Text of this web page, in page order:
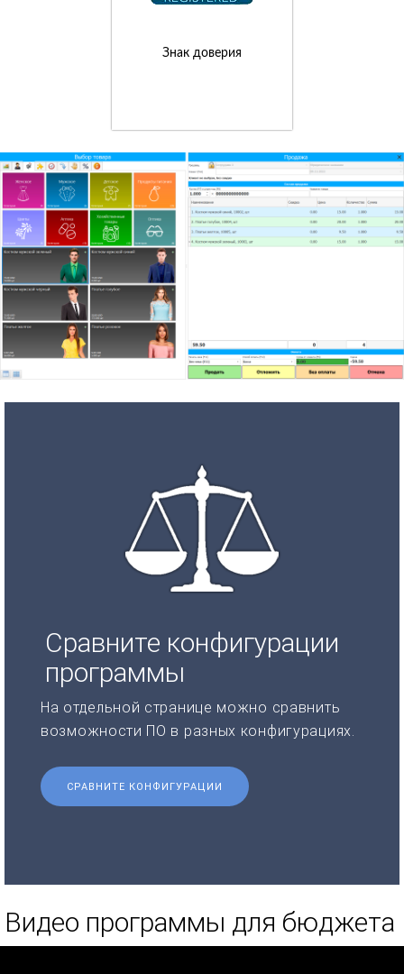
Знак доверия
Сравните конфигурации
программы
На отдельной странице можно сравнить
возможности ПО в разных конфигурациях.
СРАВНИТЕ КОНФИГУРАЦИИ
Видео программы для бюджета